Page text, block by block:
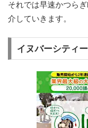
それでは早速かつら
介していきます。
イヌバーシティー